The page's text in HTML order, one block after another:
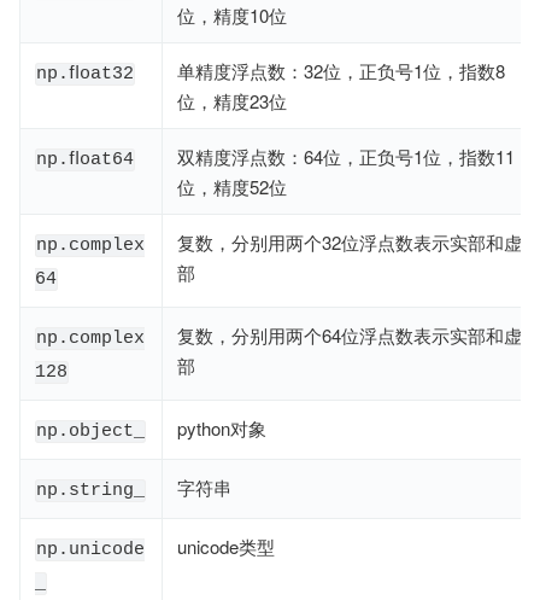
位，精度10位
np.ﬂoat32
单精度浮点数：32位，正负号1位，指数8
位，精度23位
np.ﬂoat64
双精度浮点数：64位，正负号1位，指数11
位，精度52位
np.complex
64
复数，分别用两个32位浮点数表示实部和虚
部
np.complex
128
复数，分别用两个64位浮点数表示实部和虚
部
np.object_ python对象
np.string_ 字符串
np.unicode
unicode类型